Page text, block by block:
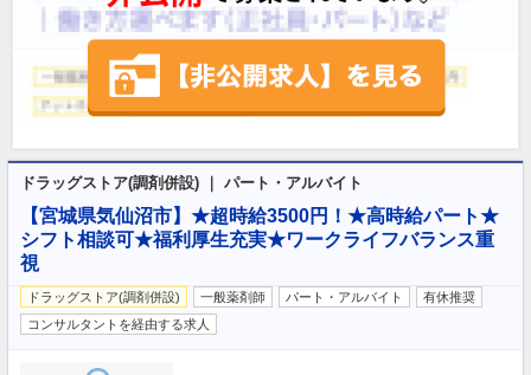
ドラッグストア(調剤併設) ｜ パート・アルバイト
【宮城県気仙沼市】★超時給3500円！★高時給パート★
シフト相談可★福利厚生充実★ワークライフバランス重
視
ドラッグストア(調剤併設) 一般薬剤師 パート・アルバイト
有休推奨
コンサルタントを経由する求人